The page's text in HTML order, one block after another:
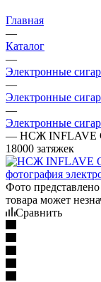
Главная
—
Каталог
—
Электронные
—
Электронные
—
Электронные
— НСЖ INFLAVE
18000 затяжек
Фото
товара может
Сравнить